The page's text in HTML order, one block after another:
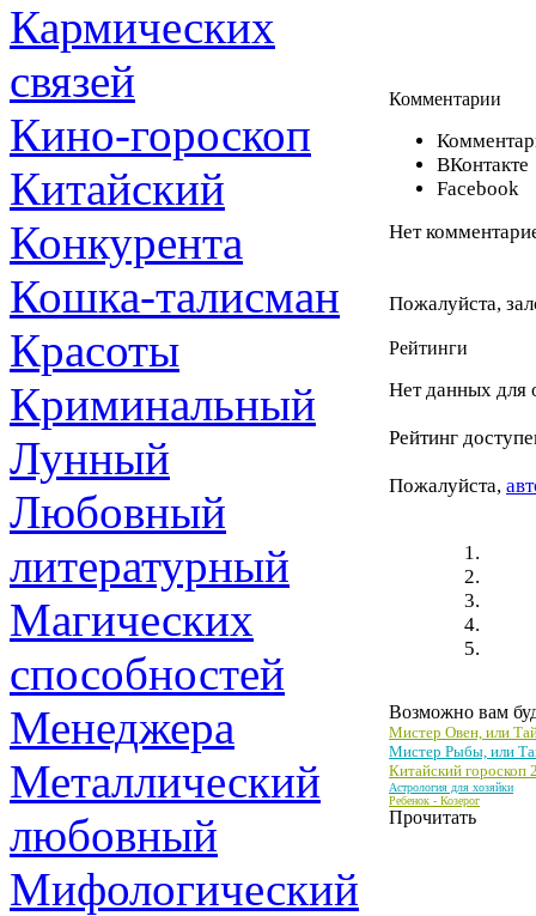
Кармических
связей
Кино-гороскоп
Китайский
Конкурента
Кошка-талисман
Красоты
Криминальный
Лунный
Любовный
литературный
Магических
способностей
Менеджера
Металлический
любовный
Мифологический
Комментарии
ВКонтакте
Facebook
Нет
Пожалуйста,
Рейтинги
Нет данных для
Рейтинг
Пожалуйста,
Возможно вам
Мистер Овен, или
Мистер Рыбы, или
Китайский гороскоп
Астрология для хозяйки
Ребенок - Козерог
Прочитать